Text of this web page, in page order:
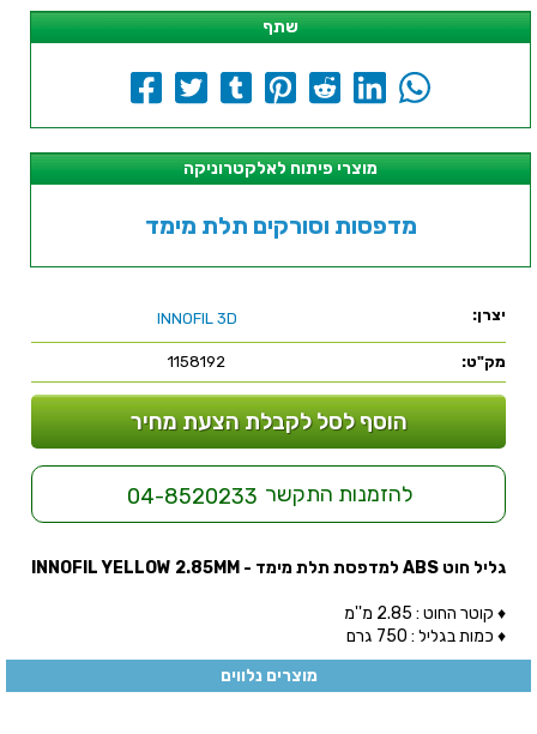
שתף
מוצרי פיתוח לאלקטרוניקה
מדפסות וסורקים תלת מימד
יצרן: INNOFIL 3D
מק"ט: 1158192
הוסף לסל לקבלת הצעת מחיר
להזמנות התקשר 04-8520233
גליל חוט ABS למדפסת תלת מימד - INNOFIL YELLOW 2.85MM
♦ קוטר החוט : 2.85 מ''מ
♦ כמות בגליל : 750 גרם
מוצרים נלווים